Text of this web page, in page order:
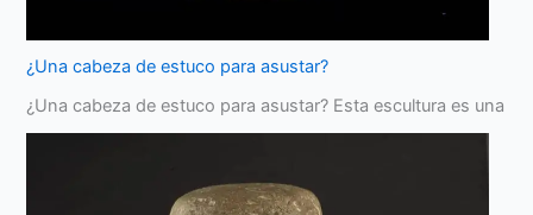
¿Una cabeza de estuco para asustar?
¿Una cabeza de estuco para asustar? Esta escultura es una